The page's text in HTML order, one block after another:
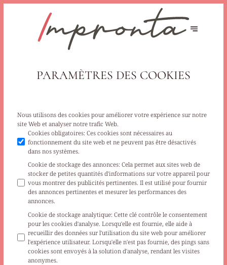
PARAMÈTRES DES COOKIES
Nous utilisons des cookies pour améliorer votre expérience sur notre
site Web et analyser notre trafic Web.
Cookies obligatoires: Ces cookies sont nécessaires au
fonctionnement du site web et ne peuvent pas être désactivés
dans nos systèmes.
Cookie de stockage des annonces: Cela permet aux sites web de
stocker de petites quantités d'informations sur votre appareil pour
vous montrer des publicités pertinentes. Il est utilisé pour fournir
des annonces pertinentes et mesurer les performances des
annonces.
Cookie de stockage analytique: Cette clé contrôle le consentement
pour les cookies d'analyse. Lorsqu'elle est fournie, elle aide à
recueillir des données sur l'utilisation du site web pour améliorer
l'expérience utilisateur. Lorsqu'elle n'est pas fournie, des pings sans
cookies sont envoyés à la solution d'analyse, rendant les visites
anonymes.